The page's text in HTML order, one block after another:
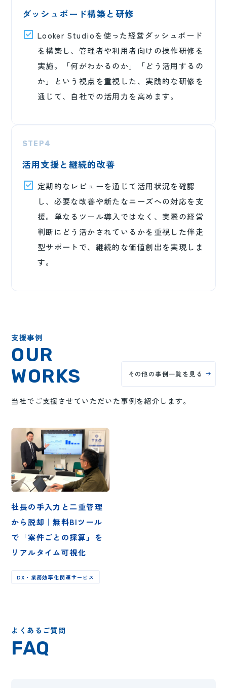
ダッシュボード構築と研修
Looker Studioを使った経営ダッシュボード
を構築し、管理者や利用者向けの操作研修を
実施。「何がわかるのか」「どう活用するの
か」という視点を重視した、実践的な研修を
通じて、自社での活用力を高めます。
STEP4
活用支援と継続的改善
定期的なレビューを通じて活用状況を確認
し、必要な改善や新たなニーズへの対応を支
援。単なるツール導入ではなく、実際の経営
判断にどう活かされているかを重視した伴走
型サポートで、継続的な価値創出を実現しま
す。
支援事例
OUR
WORKS
その他の事例一覧を見る
当社でご支援させていただいた事例を紹介します。
社長の手入力と二重管理
から脱却｜無料BIツール
で「案件ごとの採算」を
リアルタイム可視化
DX・業務効率化関連サービス
よくあるご質問
FAQ